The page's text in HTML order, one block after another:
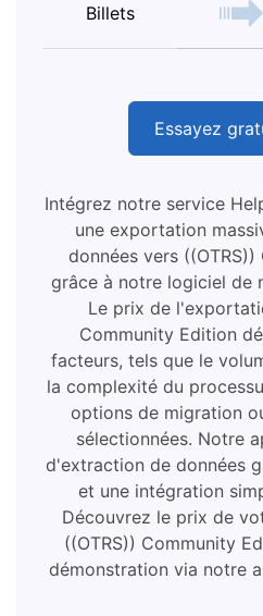
Billets
Essayez
Intégrez notre service
une exportation
données vers
grâce à notre logiciel de
Le prix de
Community Edition
facteurs, tels que le
la complexité du
options de migration
sélectionnées. Notre
d'extraction de données
et une intégration
Découvrez le prix de
((OTRS)) Community
démonstration via notre